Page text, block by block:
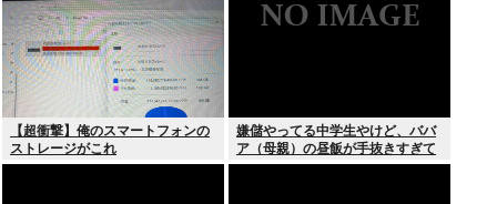
【超衝撃】俺のスマートフォンの
ストレージがこれ
嫌儲やってる中学生やけど、ババ
ア（母親）の昼飯が手抜きすぎて
キレそう